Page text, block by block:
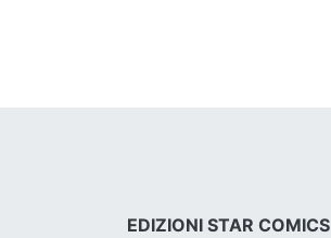
EDIZIONI STAR COMICS